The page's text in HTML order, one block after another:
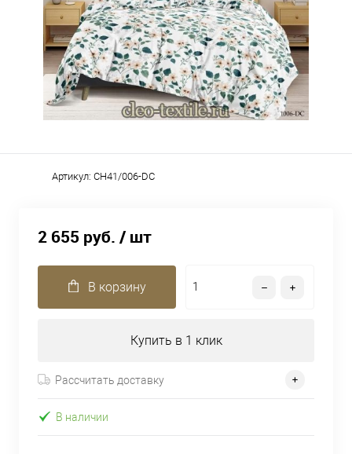
Артикул: CH41/006-DC
2 655 руб. / шт
В корзину
Купить в 1 клик
Рассчитать доставку
В наличии